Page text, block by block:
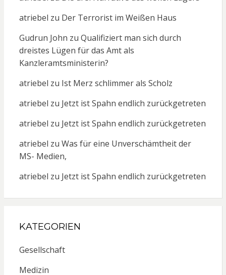
atriebel zu Der Terrorist im Weißen Haus
Gudrun John zu Qualifiziert man sich durch
dreistes Lügen für das Amt als
Kanzleramtsministerin?
atriebel zu Ist Merz schlimmer als Scholz
atriebel zu Jetzt ist Spahn endlich zurückgetreten
atriebel zu Jetzt ist Spahn endlich zurückgetreten
atriebel zu Was für eine Unverschämtheit der
MS- Medien,
atriebel zu Jetzt ist Spahn endlich zurückgetreten
KATEGORIEN
Gesellschaft
Medizin